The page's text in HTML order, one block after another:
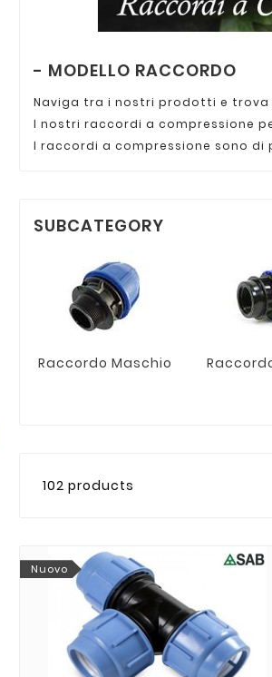
- MODELLO RACCORDO
Naviga tra i nostri prodotti e
I nostri raccordi a compressione
I raccordi a compressione sono
SUBCATEGORY
Raccordo Maschio
102 products
Nuovo